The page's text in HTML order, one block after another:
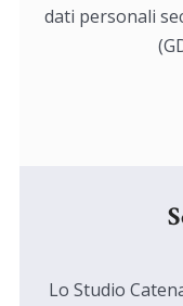
dati personali
Lo Studio